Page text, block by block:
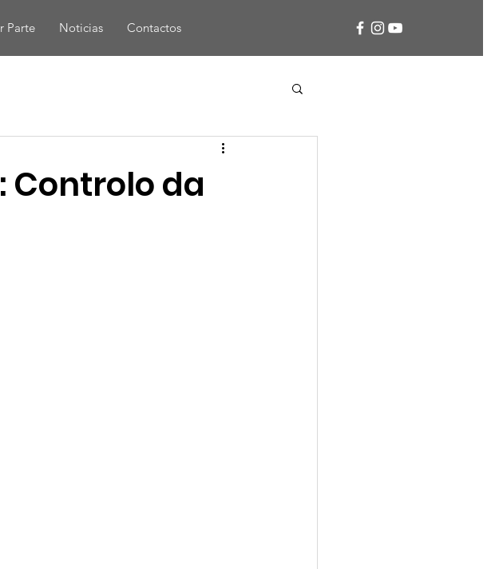
Parte Noticias Contactos
Controlo da